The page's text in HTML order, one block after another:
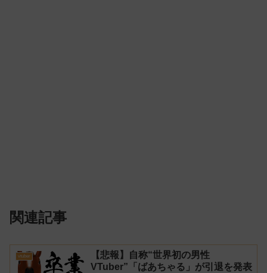
関連記事
vtuber
【悲報】自称“世界初の男性
VTuber”「ばあちゃる」が引退を発表